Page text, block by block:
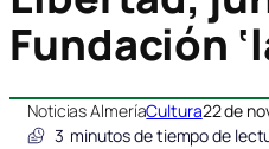
Fundación
Noticias AlmeríaCultura22 de
3 minutos de tiempo de